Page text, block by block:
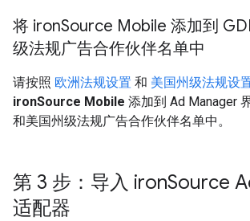
将 ironSource Mobile 添加到
级法规广告合作伙伴名单中
请按照 欧洲法规设置 和 美国州级法规设
ironSource Mobile 添加到 Ad Manager
和美国州级法规广告合作伙伴名单中。
第 3 步：导入 ironSource
适配器